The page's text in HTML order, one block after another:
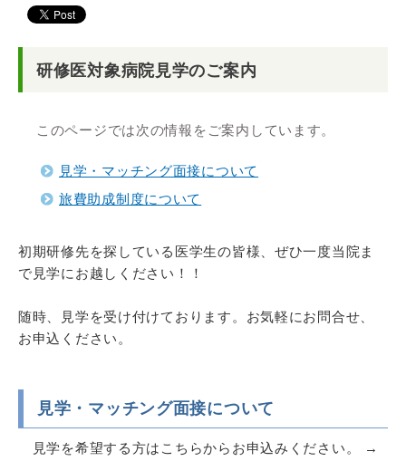
研修医対象病院見学のご案内
このページでは次の情報をご案内しています。
見学・マッチング面接について
旅費助成制度について
初期研修先を探している医学生の皆様、ぜひ一度当院ま
で見学にお越しください！！
随時、見学を受け付けております。お気軽にお問合せ、
お申込ください。
見学・マッチング面接について
見学を希望する方はこちらからお申込みください。 →